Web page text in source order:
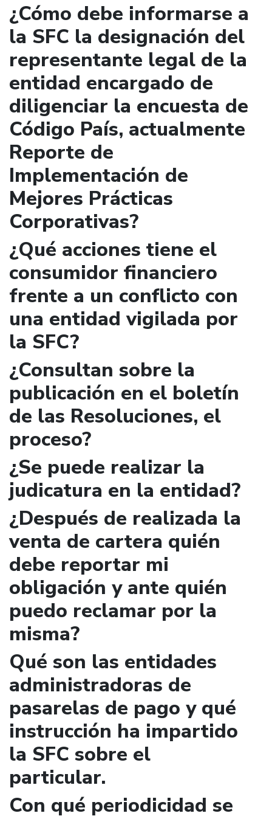
¿Cómo debe informarse a
la SFC la designación del
representante legal de la
entidad encargado de
diligenciar la encuesta de
Código País, actualmente
Reporte de
Implementación de
Mejores Prácticas
Corporativas?
¿Qué acciones tiene el
consumidor financiero
frente a un conflicto con
una entidad vigilada por
la SFC?
¿Consultan sobre la
publicación en el boletín
de las Resoluciones, el
proceso?
¿Se puede realizar la
judicatura en la entidad?
¿Después de realizada la
venta de cartera quién
debe reportar mi
obligación y ante quién
puedo reclamar por la
misma?
Qué son las entidades
administradoras de
pasarelas de pago y qué
instrucción ha impartido
la SFC sobre el
particular.
Con qué periodicidad se